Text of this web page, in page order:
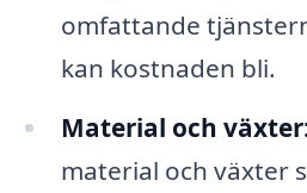
omfattande
kan kostnaden bli.
Material och
material och växter